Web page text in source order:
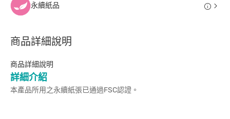
永續紙品
商品詳細說明
商品詳細說明
詳細介紹
本產品所用之永續紙張已通過FSC認證。